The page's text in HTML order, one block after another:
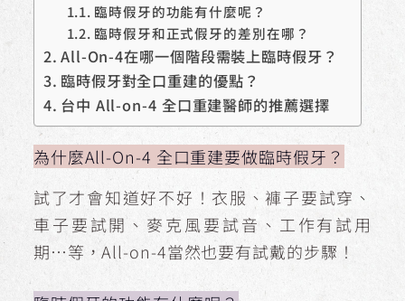
臨時假牙的功能有什麼呢？
臨時假牙和正式假牙的差別在哪？
All-On-4在哪一個階段需裝上臨時假牙？
臨時假牙對全口重建的優點？
台中 All-on-4 全口重建醫師的推薦選擇
為什麼All-On-4 全口重建要做臨時假牙？
試了才會知道好不好！衣服、褲子要試穿、
車子要試開、麥克風要試音、工作有試用
期…等，All-on-4當然也要有試戴的步驟！